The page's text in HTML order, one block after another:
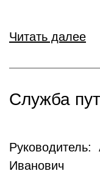
Читать далее
Служба
Руководитель:
Иванович